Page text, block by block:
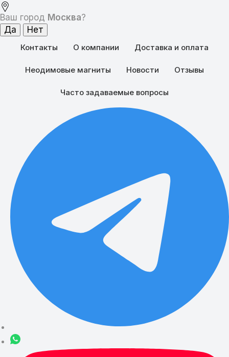
Ваш город Москва?
Контакты О компании Доставка и оплата
Неодимовые магниты Новости Отзывы
Часто задаваемые вопросы